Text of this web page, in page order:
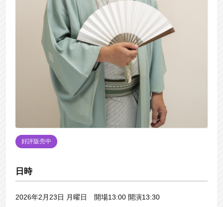
好評販売中
日時
2026年2月23日 月曜日 開場13:00 開演13:30